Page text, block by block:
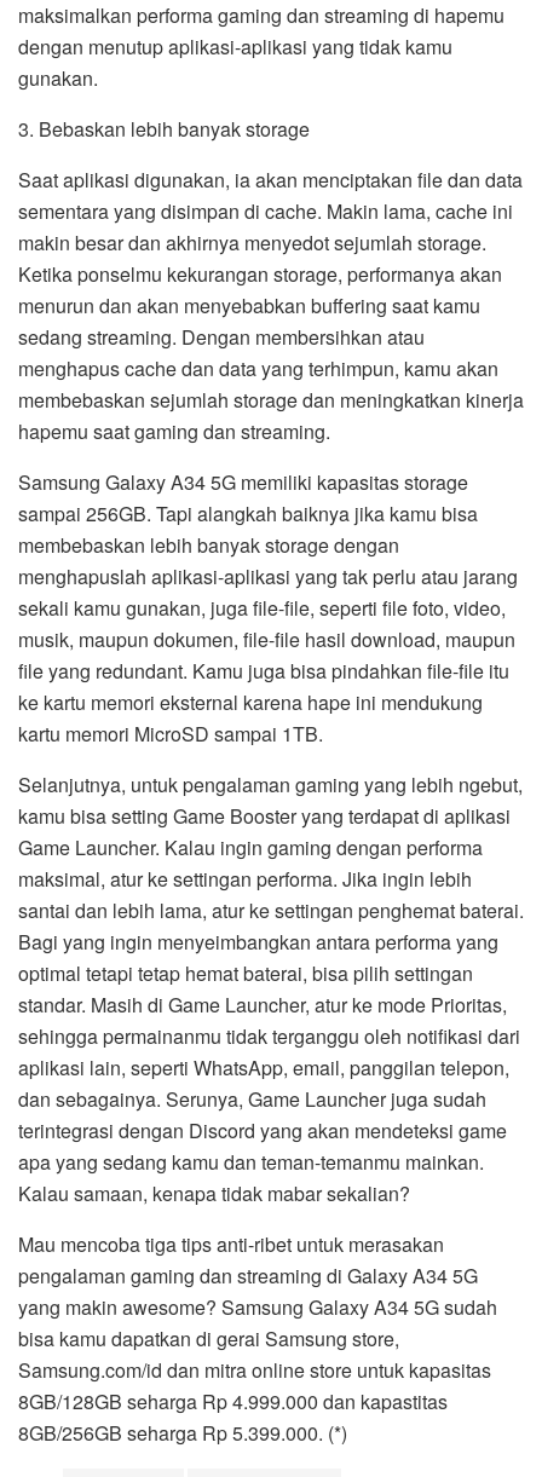
maksimalkan performa gaming dan streaming di hapemu
dengan menutup aplikasi-aplikasi yang tidak kamu
gunakan.
3. Bebaskan lebih banyak storage
Saat aplikasi digunakan, ia akan menciptakan file dan data
sementara yang disimpan di cache. Makin lama, cache ini
makin besar dan akhirnya menyedot sejumlah storage.
Ketika ponselmu kekurangan storage, performanya akan
menurun dan akan menyebabkan buffering saat kamu
sedang streaming. Dengan membersihkan atau
menghapus cache dan data yang terhimpun, kamu akan
membebaskan sejumlah storage dan meningkatkan kinerja
hapemu saat gaming dan streaming.
Samsung Galaxy A34 5G memiliki kapasitas storage
sampai 256GB. Tapi alangkah baiknya jika kamu bisa
membebaskan lebih banyak storage dengan
menghapuslah aplikasi-aplikasi yang tak perlu atau jarang
sekali kamu gunakan, juga file-file, seperti file foto, video,
musik, maupun dokumen, file-file hasil download, maupun
file yang redundant. Kamu juga bisa pindahkan file-file itu
ke kartu memori eksternal karena hape ini mendukung
kartu memori MicroSD sampai 1TB.
Selanjutnya, untuk pengalaman gaming yang lebih ngebut,
kamu bisa setting Game Booster yang terdapat di aplikasi
Game Launcher. Kalau ingin gaming dengan performa
maksimal, atur ke settingan performa. Jika ingin lebih
santai dan lebih lama, atur ke settingan penghemat baterai.
Bagi yang ingin menyeimbangkan antara performa yang
optimal tetapi tetap hemat baterai, bisa pilih settingan
standar. Masih di Game Launcher, atur ke mode Prioritas,
sehingga permainanmu tidak terganggu oleh notifikasi dari
aplikasi lain, seperti WhatsApp, email, panggilan telepon,
dan sebagainya. Serunya, Game Launcher juga sudah
terintegrasi dengan Discord yang akan mendeteksi game
apa yang sedang kamu dan teman-temanmu mainkan.
Kalau samaan, kenapa tidak mabar sekalian?
Mau mencoba tiga tips anti-ribet untuk merasakan
pengalaman gaming dan streaming di Galaxy A34 5G
yang makin awesome? Samsung Galaxy A34 5G sudah
bisa kamu dapatkan di gerai Samsung store,
Samsung.com/id dan mitra online store untuk kapasitas
8GB/128GB seharga Rp 4.999.000 dan kapastitas
8GB/256GB seharga Rp 5.399.000. (*)